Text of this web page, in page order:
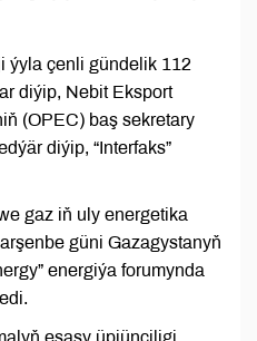
ýyla çenli gündelik 112
diýip, Nebit Eksport
(OPEC) baş sekretary
diýip, “Interfaks”
gaz iň uly energetika
güni Gazagystanyň
energiýa forumynda
esasy üpjünçiligi